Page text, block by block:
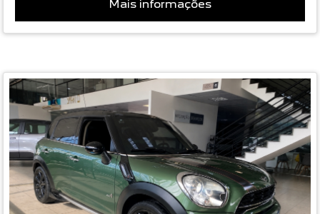
Mais informações